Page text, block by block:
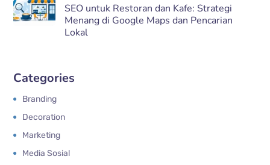
SEO untuk Restoran dan Kafe: Strategi
Menang di Google Maps dan Pencarian
Lokal
Categories
Branding
Decoration
Marketing
Media Sosial